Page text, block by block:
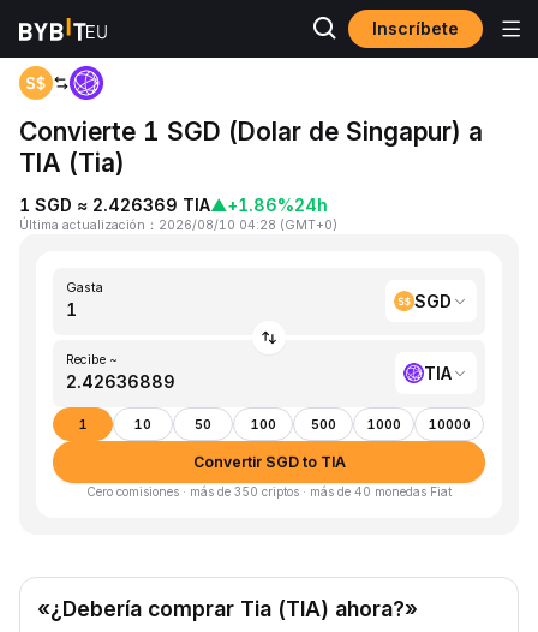
Inscríbete
Inicio SGD to TIA
Convierte 1 SGD (Dolar de Singapur) a
TIA (Tia)
1 SGD ≈ 2.426369 TIA▲+1.86%24h
Última actualización ： 2026/08/10 04:28 (GMT+0)
Gasta
SGD
Recibe ~
TIA
1 10 50 100 500 1000 10000
Convertir SGD to TIA
Cero comisiones · más de 350 criptos · más de 40 monedas Fiat
«¿Debería comprar Tia (TIA) ahora?»